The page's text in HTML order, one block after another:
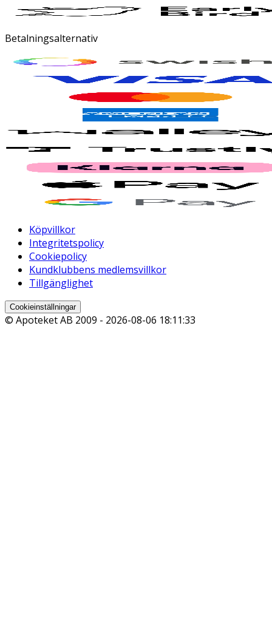
Betalningsalternativ
Köpvillkor
Integritetspolicy
Cookiepolicy
Kundklubbens medlemsvillkor
Tillgänglighet
Cookieinställningar
© Apoteket AB 2009 - 2026-08-06 18:11:33